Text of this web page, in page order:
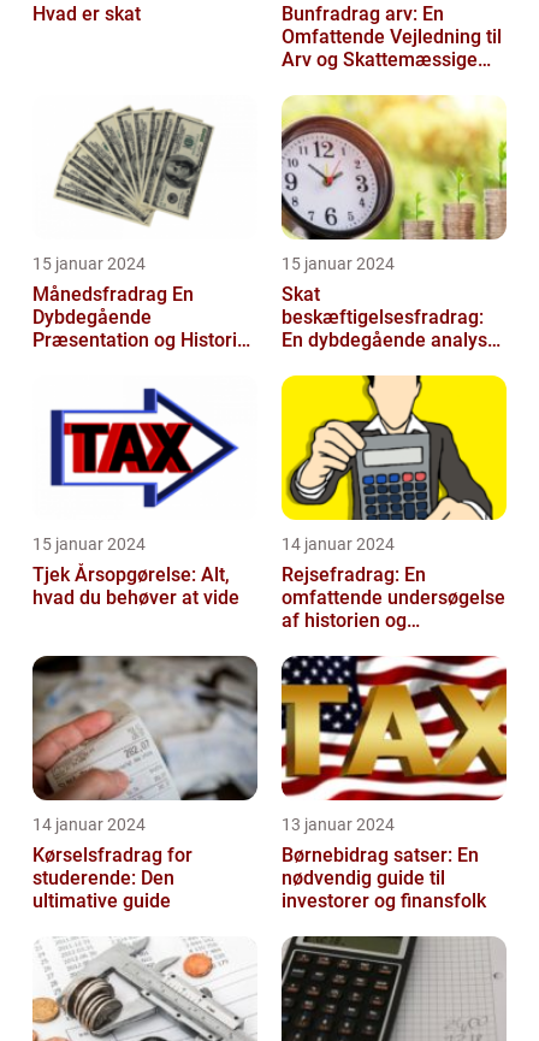
Hvad er skat
Bunfradrag arv: En
Omfattende Vejledning til
Arv og Skattemæssige
15 januar 2024
Månedsfradrag En
Dybdegående
Præsentation og Historisk
15 januar 2024
Skat
beskæftigelsesfradrag:
En dybdegående analyse
finansfolk
15 januar 2024
Tjek Årsopgørelse: Alt,
hvad du behøver at vide
14 januar 2024
Rejsefradrag: En
omfattende undersøgelse
af historien og
14 januar 2024
Kørselsfradrag for
studerende: Den
ultimative guide
13 januar 2024
Børnebidrag satser: En
nødvendig guide til
investorer og finansfolk